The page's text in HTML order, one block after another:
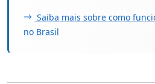
Saiba mais sobre como
no Brasil